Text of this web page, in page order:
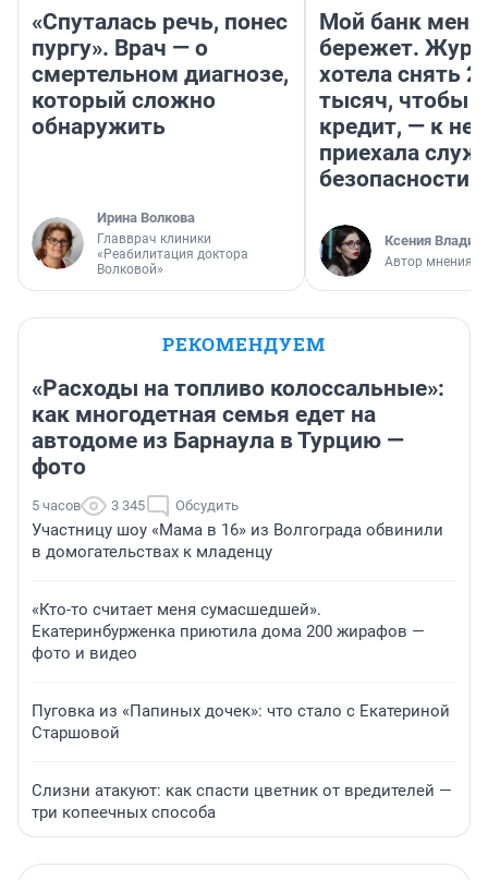
«Спуталась речь, понес
пургу». Врач — о
смертельном диагнозе,
который сложно
обнаружить
Ирина Волкова
Главврач клиники
«Реабилитация доктора
Волковой»
Мой банк меня
бережет.
хотела снять
тысяч, чтобы
кредит, — к
приехала
безопасности
Ксения
Автор мнения
РЕКОМЕНДУЕМ
«Расходы на топливо колоссальные»:
как многодетная семья едет на
автодоме из Барнаула в Турцию —
фото
5 часов 3 345 Обсудить
Участницу шоу «Мама в 16» из Волгограда обвинили
в домогательствах к младенцу
«Кто-то считает меня сумасшедшей».
Екатеринбурженка приютила дома 200 жирафов —
фото и видео
Пуговка из «Папиных дочек»: что стало с Екатериной
Старшовой
Слизни атакуют: как спасти цветник от вредителей —
три копеечных способа